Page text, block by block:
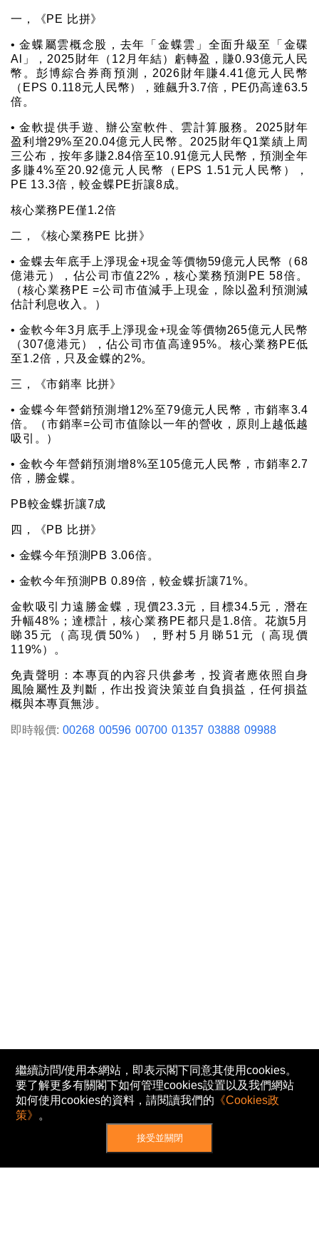
一，《PE 比拼》
• 金蝶屬雲概念股，去年「金蝶雲」全面升級至「金碟
Al」，2025財年（12月年結）虧轉盈，賺0.93億元人民
幣。彭博綜合券商預測，2026財年賺4.41億元人民幣
（EPS 0.118元人民幣），雖飆升3.7倍，PE仍高達63.5
倍。
• 金軟提供手遊、辦公室軟件、雲計算服務。2025財年
盈利增29%至20.04億元人民幣。2025財年Q1業績上周
三公布，按年多賺2.84倍至10.91億元人民幣，預測全年
多賺4%至20.92億元人民幣（EPS 1.51元人民幣），
PE 13.3倍，較金蝶PE折讓8成。
核心業務PE僅1.2倍
二，《核心業務PE 比拼》
• 金蝶去年底手上淨現金+現金等價物59億元人民幣（68
億港元），佔公司市值22%，核心業務預測PE 58倍。
（核心業務PE =公司市值減手上現金，除以盈利預測減
估計利息收入。）
• 金軟今年3月底手上淨現金+現金等價物265億元人民幣
（307億港元），佔公司市值高達95%。核心業務PE低
至1.2倍，只及金蝶的2%。
三，《市銷率 比拼》
• 金蝶今年營銷預測增12%至79億元人民幣，市銷率3.4
倍。（市銷率=公司市值除以一年的營收，原則上越低越
吸引。）
• 金軟今年營銷預測增8%至105億元人民幣，市銷率2.7
倍，勝金蝶。
PB較金蝶折讓7成
四，《PB 比拼》
• 金蝶今年預測PB 3.06倍。
• 金軟今年預測PB 0.89倍，較金蝶折讓71%。
金軟吸引力遠勝金蝶，現價23.3元，目標34.5元，潛在
升幅48%；達標計，核心業務PE都只是1.8倍。花旗5月
睇35元（高現價50%），野村5月睇51元（高現價
119%）。
免責聲明：本專頁的內容只供參考，投資者應依照自身
風險屬性及判斷，作出投資決策並自負損益，任何損益
概與本專頁無涉。
即時報價: 00268 00596 00700 01357 03888 09988
繼續訪問/使用本網站，即表示閣下同意其使用cookies。
要了解更多有關閣下如何管理cookies設置以及我們網站
如何使用cookies的資料，請閱讀我們的 《Cookies政
策》 。
接受並關閉